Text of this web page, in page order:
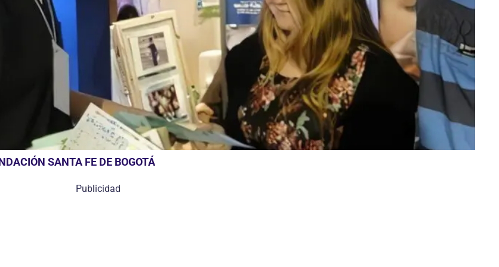
SANTA FE DE BOGOTÁ
Publicidad